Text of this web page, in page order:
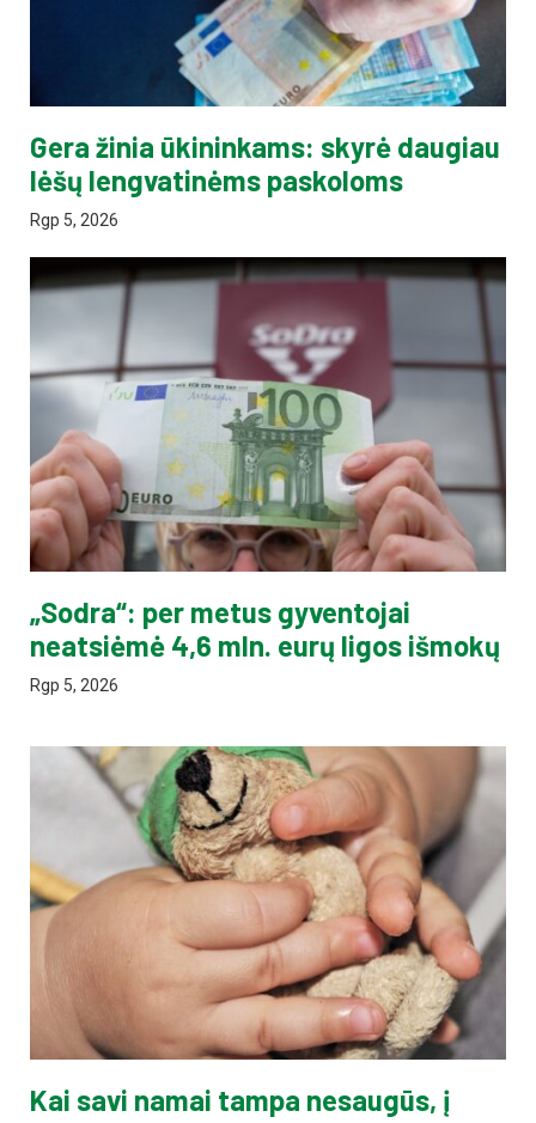
Gera žinia ūkininkams: skyrė daugiau
lėšų lengvatinėms paskoloms
Rgp 5, 2026
„Sodra“: per metus gyventojai
neatsiėmė 4,6 mln. eurų ligos išmokų
Rgp 5, 2026
Kai savi namai tampa nesaugūs, į